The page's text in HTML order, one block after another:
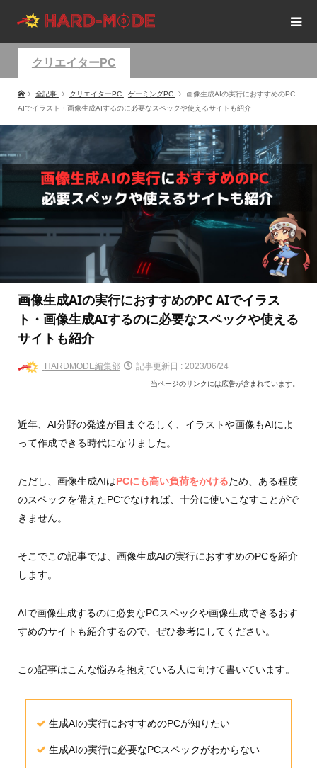
クリエイターPC
全記事 クリエイターPC ゲーミングPC
画像生成AIの実行におすすめのPC
AIでイラスト・画像生成AIするのに必要なスペックや使えるサイトも紹介
画像生成AIの実行におすすめのPC AIでイラス
ト・画像生成AIするのに必要なスペックや使える
サイトも紹介
HARDMODE編集部 記事更新日 : 2023/06/24
当ページのリンクには広告が含まれています。
近年、AI分野の発達が目まぐるしく、イラストや画像もAIによ
って作成できる時代になりました。
ただし、画像生成AIはPCにも高い負荷をかけるため、ある程度
のスペックを備えたPCでなければ、十分に使いこなすことがで
きません。
そこでこの記事では、画像生成AIの実行におすすめのPCを紹介
します。
AIで画像生成するのに必要なPCスペックや画像生成できるおす
すめのサイトも紹介するので、ぜひ参考にしてください。
この記事はこんな悩みを抱えている人に向けて書いています。
生成AIの実行におすすめのPCが知りたい
生成AIの実行に必要なPCスペックがわからない